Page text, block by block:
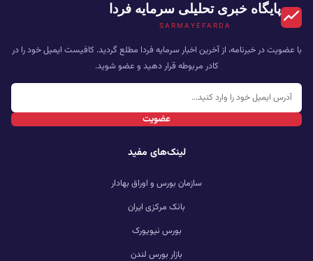
پایگاه خبری تحلیلی سرمایه فردا
SARMAYEFARDA
با عضویت در خبرنامه، از آخرین اخبار سرمایه فردا مطلع گردید. کافیست ایمیل خود را در
کادر مربوطه قرار دهید و عضو شوید.
عضویت
لینک‌های مفید
سازمان بورس و اوراق بهادار
بانک مرکزی ایران
بورس نیویورک
بازار بورس لندن